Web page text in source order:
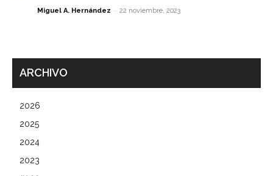
Miguel A. Hernández - 22 noviembre, 2023
ARCHIVO
2026
2025
2024
2023